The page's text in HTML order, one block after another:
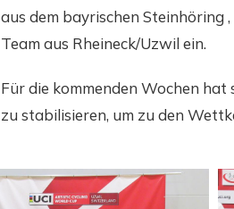
aus dem bayrischen Steinhöring
Team aus Rheineck/Uzwil ein.
Für die kommenden Wochen
zu stabilisieren, um zu den